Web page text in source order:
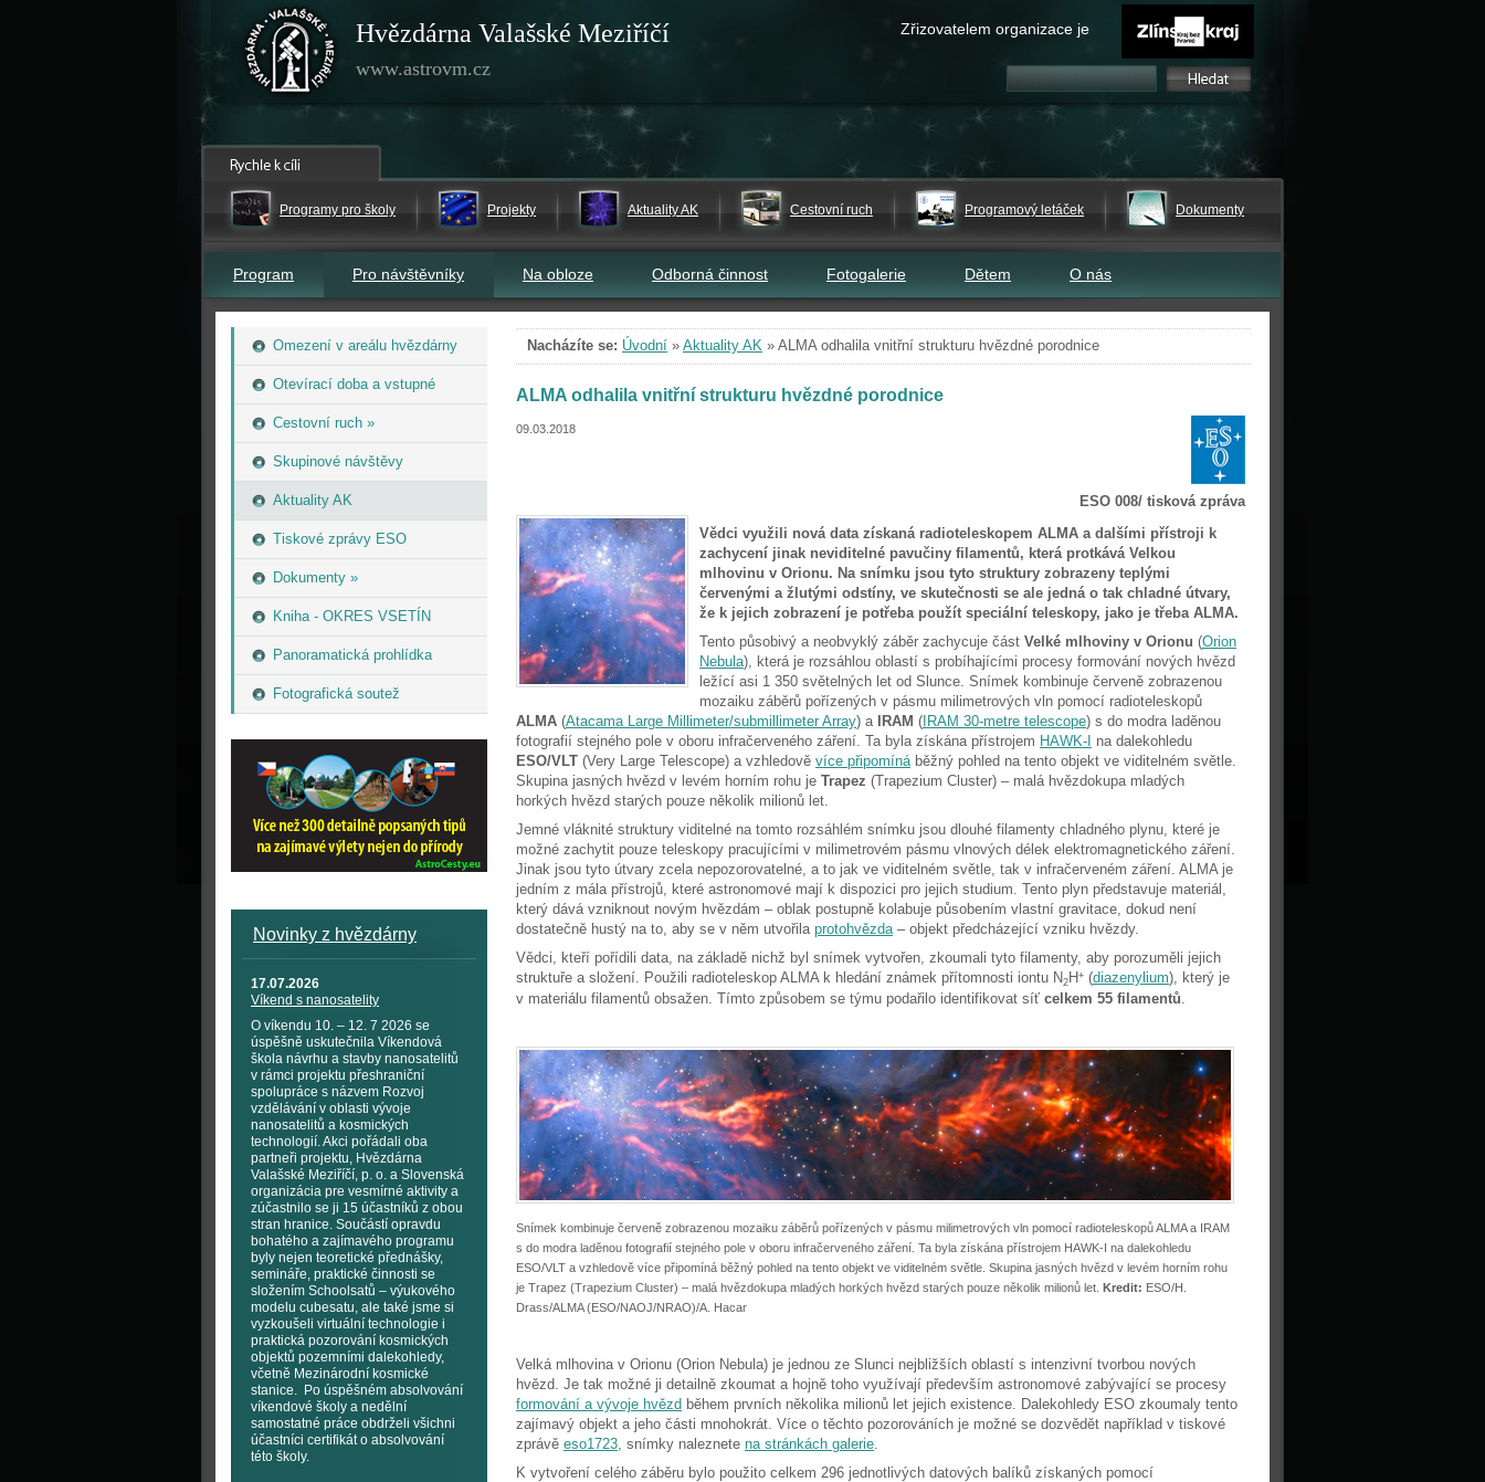
Hvězdárna Valašské Meziříčí
www.astrovm.cz
Zřizovatelem organizace je
Programy pro školy Projekty Aktuality AK Cestovní ruch Programový letáček Dokumenty
Program Pro návštěvníky Na obloze Odborná činnost Fotogalerie Dětem O nás
Omezení v areálu hvězdárny
Otevírací doba a vstupné
Cestovní ruch »
Skupinové návštěvy
Aktuality AK
Tiskové zprávy ESO
Dokumenty »
Kniha - OKRES VSETÍN
Panoramatická prohlídka
Fotografická soutež
Novinky z hvězdárny
17.07.2026
Víkend s nanosatelity
O víkendu 10. – 12. 7 2026 se
úspěšně uskutečnila Víkendová
škola návrhu a stavby nanosatelitů
v rámci projektu přeshraniční
spolupráce s názvem Rozvoj
vzdělávání v oblasti vývoje
nanosatelitů a kosmických
technologií. Akci pořádali oba
partneři projektu, Hvězdárna
Valašské Meziříčí, p. o. a Slovenská
organizácia pre vesmírné aktivity a
zúčastnilo se ji 15 účastníků z obou
stran hranice. Součástí opravdu
bohatého a zajímavého programu
byly nejen teoretické přednášky,
semináře, praktické činnosti se
složením Schoolsatů – výukového
modelu cubesatu, ale také jsme si
vyzkoušeli virtuální technologie i
praktická pozorování kosmických
objektů pozemními dalekohledy,
včetně Mezinárodní kosmické
stanice. Po úspěšném absolvování
víkendové školy a nedělní
samostatné práce obdrželi všichni
účastníci certifikát o absolvování
této školy.
Nacházíte se: Úvodní » Aktuality AK » ALMA odhalila vnitřní strukturu hvězdné porodnice
ALMA odhalila vnitřní strukturu hvězdné porodnice
09.03.2018
ESO 008/ tisková zpráva
Vědci využili nová data získaná radioteleskopem ALMA a dalšími přístroji k
zachycení jinak neviditelné pavučiny filamentů, která protkává Velkou
mlhovinu v Orionu. Na snímku jsou tyto struktury zobrazeny teplými
červenými a žlutými odstíny, ve skutečnosti se ale jedná o tak chladné útvary,
že k jejich zobrazení je potřeba použít speciální teleskopy, jako je třeba ALMA.
Tento působivý a neobvyklý záběr zachycuje část Velké mlhoviny v Orionu (Orion
Nebula), která je rozsáhlou oblastí s probíhajícími procesy formování nových hvězd
ležící asi 1 350 světelných let od Slunce. Snímek kombinuje červeně zobrazenou
mozaiku záběrů pořízených v pásmu milimetrových vln pomocí radioteleskopů
ALMA (Atacama Large Millimeter/submillimeter Array) a IRAM ( IRAM 30-metre telescope) s do modra laděnou
fotografií stejného pole v oboru infračerveného záření. Ta byla získána přístrojem HAWK-I na dalekohledu
ESO/VLT (Very Large Telescope) a vzhledově více připomínáběžný pohled na tento objekt ve viditelném světle.
Skupina jasných hvězd v levém horním rohu je Trapez (Trapezium Cluster) – malá hvězdokupa mladých
horkých hvězd starých pouze několik milionů let.
Jemné vláknité struktury viditelné na tomto rozsáhlém snímku jsou dlouhé filamenty chladného plynu, které je
možné zachytit pouze teleskopy pracujícími v milimetrovém pásmu vlnových délek elektromagnetického záření.
Jinak jsou tyto útvary zcela nepozorovatelné, a to jak ve viditelném světle, tak v infračerveném záření. ALMA je
jedním z mála přístrojů, které astronomové mají k dispozici pro jejich studium. Tento plyn představuje materiál,
který dává vzniknout novým hvězdám – oblak postupně kolabuje působením vlastní gravitace, dokud není
dostatečně hustý na to, aby se v něm utvořila protohvězda– objekt předcházející vzniku hvězdy.
Vědci, kteří pořídili data, na základě nichž byl snímek vytvořen, zkoumali tyto filamenty, aby porozuměli jejich
struktuře a složení. Použili radioteleskop ALMA k hledání známek přítomnosti iontu N2 H + (diazenylium), který je
v materiálu filamentů obsažen. Tímto způsobem se týmu podařilo identifikovat síť celkem 55 filamentů.
Snímek kombinuje červeně zobrazenou mozaiku záběrů pořízených v pásmu milimetrových vln pomocí radioteleskopů ALMA a IRAM
s do modra laděnou fotografií stejného pole v oboru infračerveného záření. Ta byla získána přístrojem HAWK-I na dalekohledu
ESO/VLT a vzhledově více připomíná běžný pohled na tento objekt ve viditelném světle. Skupina jasných hvězd v levém horním rohu
je Trapez (Trapezium Cluster) – malá hvězdokupa mladých horkých hvězd starých pouze několik milionů let. Kredit: ESO/H.
Drass/ALMA (ESO/NAOJ/NRAO)/A. Hacar
Velká mlhovina v Orionu (Orion Nebula) je jednou ze Slunci nejbližších oblastí s intenzivní tvorbou nových
hvězd. Je tak možné ji detailně zkoumat a hojně toho využívají především astronomové zabývající se procesy
formování a vývoje hvězd během prvních několika milionů let jejich existence. Dalekohledy ESO zkoumaly tento
zajímavý objekt a jeho části mnohokrát. Více o těchto pozorováních je možné se dozvědět například v tiskové
zprávě eso1723 , snímky naleznete na stránkách galerie
K vytvoření celého záběru bylo použito celkem 296 jednotlivých datových balíků získaných pomocí